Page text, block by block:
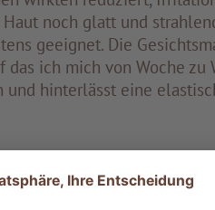
noch glatt und
geeignet. Die
ich mich von Woche zu
und hinterlässt eine